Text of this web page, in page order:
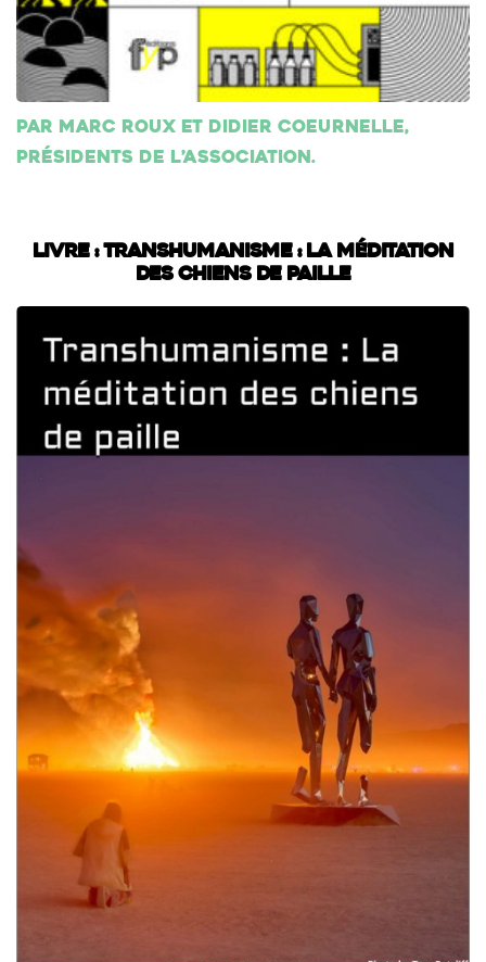
Par Marc Roux et Didier Coeurnelle,
présidents de l’association.
Livre : Transhumanisme : La méditation
des chiens de paille